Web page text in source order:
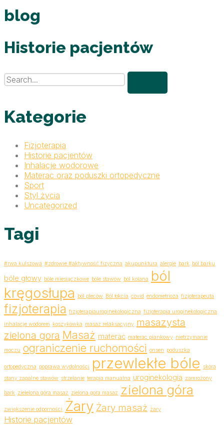
blog
Historie pacjentów
Kategorie
Fizjoterapia
Historie pacjentów
Inhalacje wodorowe
Materac oraz poduszki ortopedyczne
Sport
Styl życia
Uncategorized
Tagi
#rwa kulszowa #zdrowie #aktywność fizyczna akupunktura alergie bark ból barku
bóle głowy bóle miesiączkowe bóle stawów ból kolana
ból
kręgosłupa
ból pleców Ból łokcia covid endometrioza fizjoterapeuta
fizjoterapia fizjoterapiauroginekologiczna fizjoterapia uroginekologiczna
inhalacje wodorem koszykówka masaz relaksacyjny masazysta
zielona gora Masaż materac materac piankowy nietrzymanie
moczu ograniczenie ruchomości onsen poduszka
ortopedyczna poprawa wydolności przewlekłe bóle
skóra
stany zapalne stawów strzelanie terapia manualna uroginekologia zamrożony
bark zielelona góra masaż zielona gora masaz zielona góra
zwiększenie odporności Żary Żary masaż żary
Historie pacjentów